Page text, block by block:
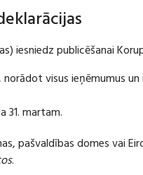
iesniedz publicēšanai
visus ieņēmumus
31. martam.
pašvaldības domes vai
.